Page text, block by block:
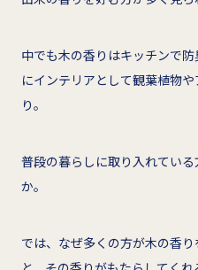
中でも木の香りはキッチンで
にインテリアとして観葉植物
り。
普段の暮らしに取り入れてい
か。
では、なぜ多くの方が木の香